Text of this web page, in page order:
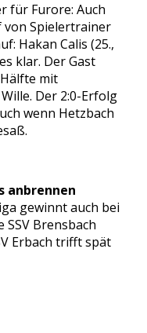
für Furore: Auch
von Spielertrainer
Hakan Calis (25.,
klar. Der Gast
mit
Der 2:0-Erfolg
wenn Hetzbach
anbrennen
gewinnt auch bei
SSV Brensbach
Erbach trifft spät